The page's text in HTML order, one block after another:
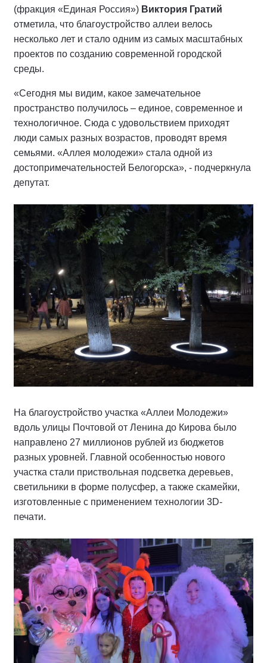
(фракция «Единая Россия») Виктория Гратий
отметила, что благоустройство аллеи велось
несколько лет и стало одним из самых масштабных
проектов по созданию современной городской
среды.
«Сегодня мы видим, какое замечательное
пространство получилось – единое, современное и
технологичное. Сюда с удовольствием приходят
люди самых разных возрастов, проводят время
семьями. «Аллея молодежи» стала одной из
достопримечательностей Белогорска», - подчеркнула
депутат.
На благоустройство участка «Аллеи Молодежи»
вдоль улицы Почтовой от Ленина до Кирова было
направлено 27 миллионов рублей из бюджетов
разных уровней. Главной особенностью нового
участка стали приствольная подсветка деревьев,
светильники в форме полусфер, а также скамейки,
изготовленные с применением технологии 3D-
печати.